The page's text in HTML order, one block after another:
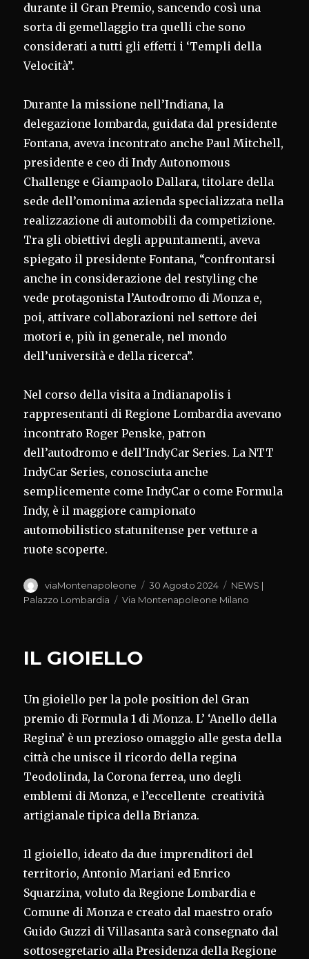
durante il Gran Premio, sancendo così una
sorta di gemellaggio tra quelli che sono
considerati a tutti gli effetti i ‘Templi della
Velocità”.
Durante la missione nell’Indiana, la
delegazione lombarda, guidata dal presidente
Fontana, aveva incontrato anche Paul Mitchell,
presidente e ceo di Indy Autonomous
Challenge e Giampaolo Dallara, titolare della
sede dell’omonima azienda specializzata nella
realizzazione di automobili da competizione.
Tra gli obiettivi degli appuntamenti, aveva
spiegato il presidente Fontana, “confrontarsi
anche in considerazione del restyling che
vede protagonista l’Autodromo di Monza e,
poi, attivare collaborazioni nel settore dei
motori e, più in generale, nel mondo
dell’università e della ricerca”.
Nel corso della visita a Indianapolis i
rappresentanti di Regione Lombardia avevano
incontrato Roger Penske, patron
dell’autodromo e dell’IndyCar Series. La NTT
IndyCar Series, conosciuta anche
semplicemente come IndyCar o come Formula
Indy, è il maggiore campionato
automobilistico statunitense per vetture a
ruote scoperte.
Autore
viaMontenapoleone
Pubblicato
il
30 Agosto 2024 Categorie
NEWS |
Palazzo Lombardia
Tag
Via Montenapoleone Milano
IL GIOIELLO
Un gioiello per la pole position del Gran
premio di Formula 1 di Monza. L’ ‘Anello della
Regina’ è un prezioso omaggio alle gesta della
città che unisce il ricordo della regina
Teodolinda, la Corona ferrea, uno degli
emblemi di Monza, e l’eccellente creatività
artigianale tipica della Brianza.
Il gioiello, ideato da due imprenditori del
territorio, Antonio Mariani ed Enrico
Squarzina, voluto da Regione Lombardia e
Comune di Monza e creato dal maestro orafo
Guido Guzzi di Villasanta sarà consegnato dal
sottosegretario alla Presidenza della Regione